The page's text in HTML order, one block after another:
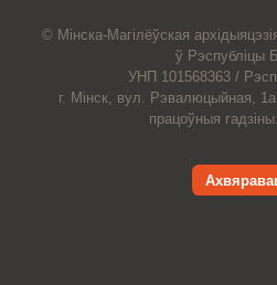
© Мiнска-Магiлёўская
ў Рэспубліцы
УНП 101568363 /
г. Мінск, вул. Рэвалюцыйная,
працоўныя